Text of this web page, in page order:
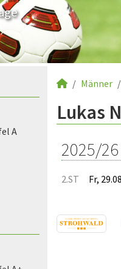
A
Männer
Lukas
2025/26
2.ST Fr,